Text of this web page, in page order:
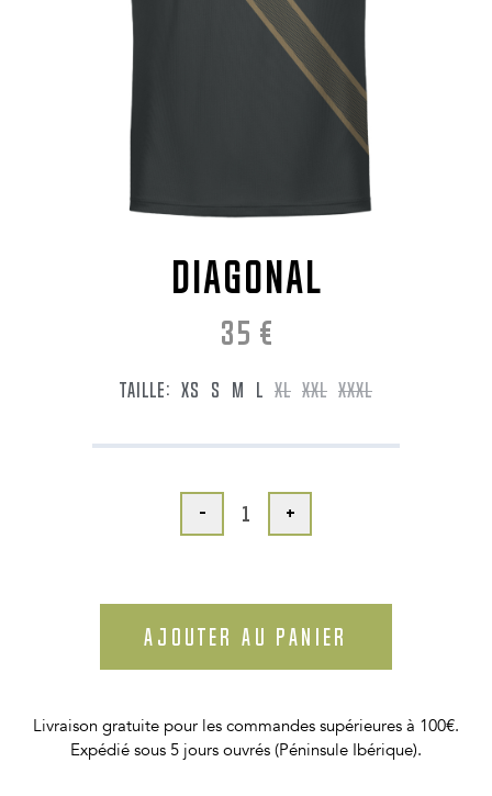
DIAGONAL
35 €
TAILLE: XS S M L XL XXL XXXL
- +
AJOUTER AU PANIER
Livraison gratuite pour les commandes supérieures à 100€.
Expédié sous 5 jours ouvrés (Péninsule Ibérique).